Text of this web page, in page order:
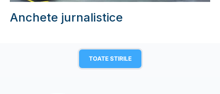
Anchete jurnalistice
TOATE STIRILE